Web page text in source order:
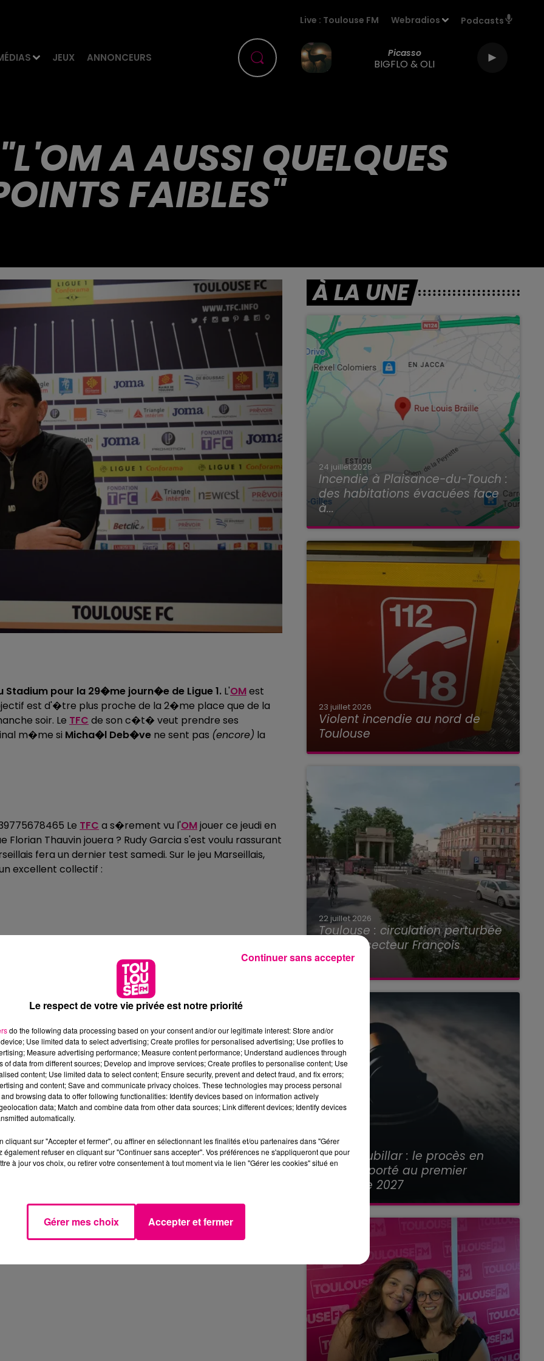
JEUX ANNONCEURS
Live : Toulouse FM Webradios Podcasts
Picasso
BIGFLO & OLI
A AUSSI QUELQUES
FAIBLES"
Stadium pour la 29�me journ�e de Ligue 1. L'OMest
est d'�tre plus proche de la 2�me place que de la
soir. Le TFC de son c�t� veut prendre ses
m�me si Micha�l Deb�ve ne sent pas (encore) la
Le TFC a s�rement vu l'OMjouer ce jeudi en
Thauvin jouera ? Rudy Garcia s'est voulu rassurant
fera un dernier test samedi. Sur le jeu Marseillais,
excellent collectif :
Le coach Toulousain a perdu contre le PSG
du podium qui vient auStadium
a une
TFC�-OM� suivre sur�Toulouse FM�avec
2018 d�s 20h30. R�agissez avant et apr�s le match
au�05.62.20.30.40.
À LA UNE
24 juillet 2026
Incendie à Plaisance-du-Touch :
des habitations évacuées face
à...
23 juillet 2026
Violent incendie au nord de
Toulouse
22 juillet 2026
Toulouse : circulation perturbée
dans le secteur François
Verdier...
21 juillet 2026
Affaire Jubillar : le procès en
appel reporté au premier
semestre 2027
Le respect de votre vie privée est notre priorité
do the following data processing based on your consent and/or our legitimate interest: Store and/or
Use limited data to select advertising; Create profiles for personalised advertising; Use profiles to
Measure advertising performance; Measure content performance; Understand audiences through
of data from different sources; Develop and improve services; Create profiles to personalise content; Use
content; Use limited data to select content; Ensure security, prevent and detect fraud, and fix errors;
and content; Save and communicate privacy choices. These technologies may process personal
browsing data to offer following functionalities: Identify devices based on information actively
data; Match and combine data from other data sources; Link different devices; Identify devices
automatically.
cliquant sur "Accepter et fermer", ou affiner en sélectionnant les finalités et/ou partenaires dans "Gérer
également refuser en cliquant sur "Continuer sans accepter". Vos préférences ne s'appliqueront que pour
à jour vos choix, ou retirer votre consentement à tout moment via le lien "Gérer les cookies" situé en
Gérer mes choix Accepter et fermer
Continuer sans accepter